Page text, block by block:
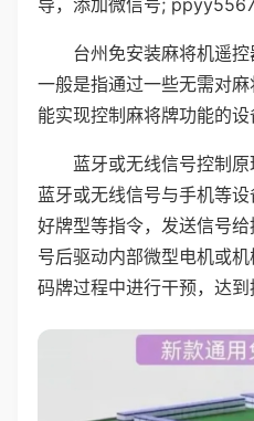
导，添加微信号;
台州免安装麻将机遥
一般是指通过一些无需对
能实现控制麻将牌功能的设
蓝牙或无线信号控制
蓝牙或无线信号与手机等
好牌型等指令，发送信号
号后驱动内部微型电机或机
码牌过程中进行干预，达到